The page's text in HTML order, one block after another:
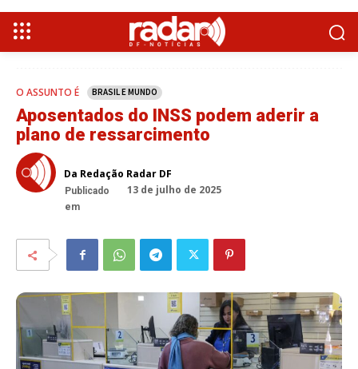
O ASSUNTO É BRASIL E MUNDO
Aposentados do INSS podem aderir a
plano de ressarcimento
Da Redação Radar DF
Publicado
em
13 de julho de 2025